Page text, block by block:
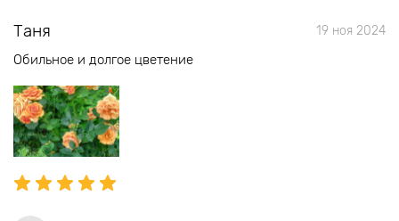
Таня 19 ноя 2024
Обильное и долгое цветение